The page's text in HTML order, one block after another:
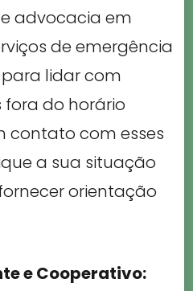
advocacia em
de emergência
lidar com
fora do horário
contato com esses
a sua situação
orientação
e Cooperativo: